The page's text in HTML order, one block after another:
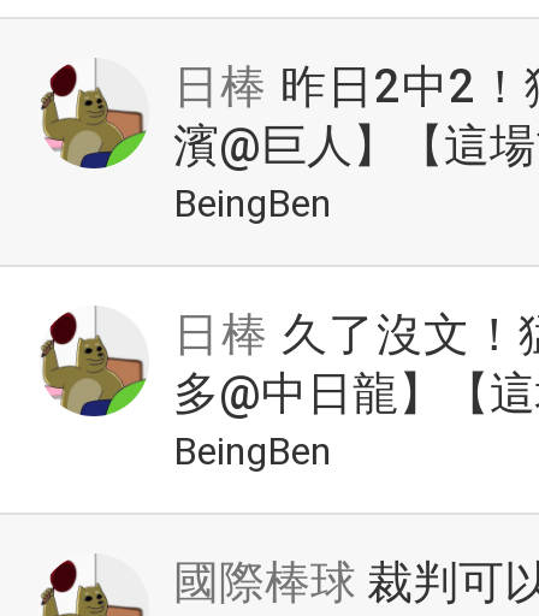
日棒 昨日2中2！
濱@巨人】【這
BeingBen
日棒 久了沒文！
多@中日龍】【
BeingBen
國際棒球 裁判可